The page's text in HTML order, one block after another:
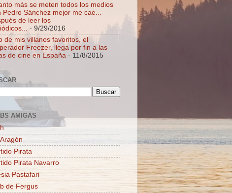
más se meten todos los medios
Pedro Sánchez mejor me cae...
de leer los
- 9/29/2016
de mis villanos favoritos, el
Freezer, llega por fin a las
de cine en España - 11/8/2015
AMIGAS
Pirata
Pirata Navarro
Pastafari
de Fergus